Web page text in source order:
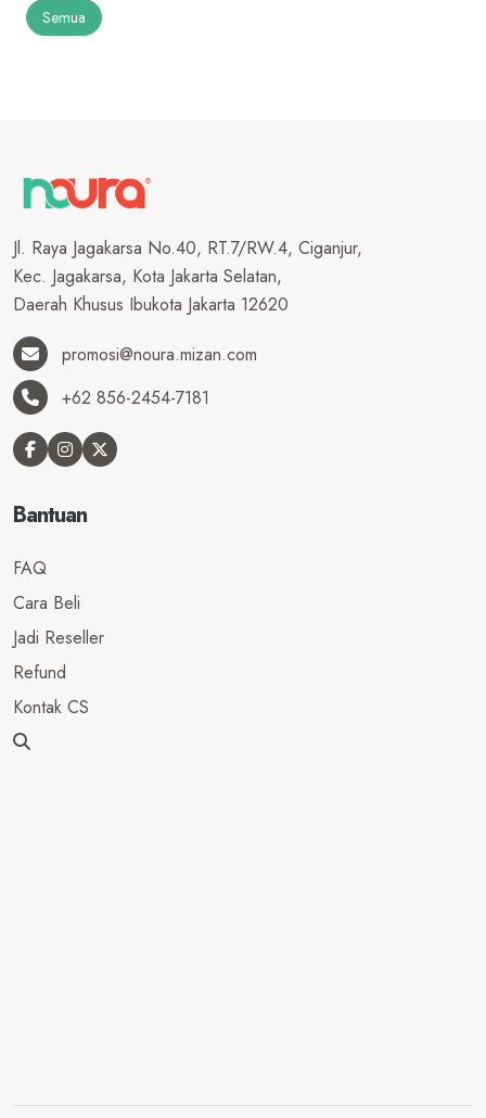
Semua
Jl. Raya Jagakarsa No.40, RT.7/RW.4, Ciganjur,
Kec. Jagakarsa, Kota Jakarta Selatan,
Daerah Khusus Ibukota Jakarta 12620
promosi@noura.mizan.com
+62 856-2454-7181
Bantuan
FAQ
Cara Beli
Jadi Reseller
Refund
Kontak CS